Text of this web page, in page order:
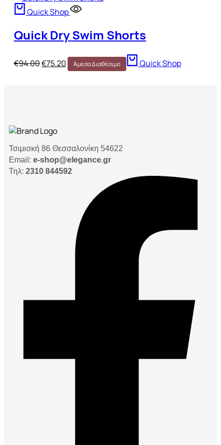
Quick Shop
Quick Dry Swim Shorts
€94.00€75.20 Άμεσα Διαθέσιμο Quick Shop
Τσιμισκή 86 Θεσσαλονίκη 54622
Email: e-shop@elegance.gr
Τηλ: 2310 844592